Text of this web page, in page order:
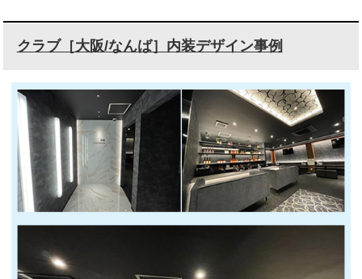
クラブ［大阪/なんば］内装デザイン事例